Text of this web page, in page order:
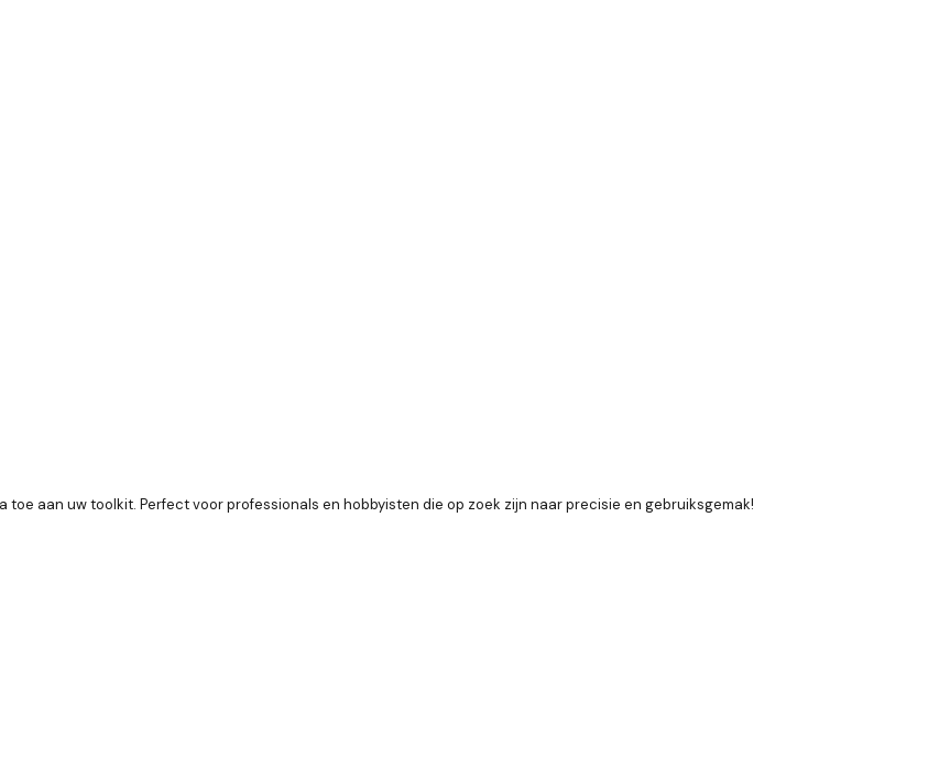
aan uw toolkit. Perfect voor professionals en hobbyisten die op zoek zijn naar precisie en gebruiksgemak!